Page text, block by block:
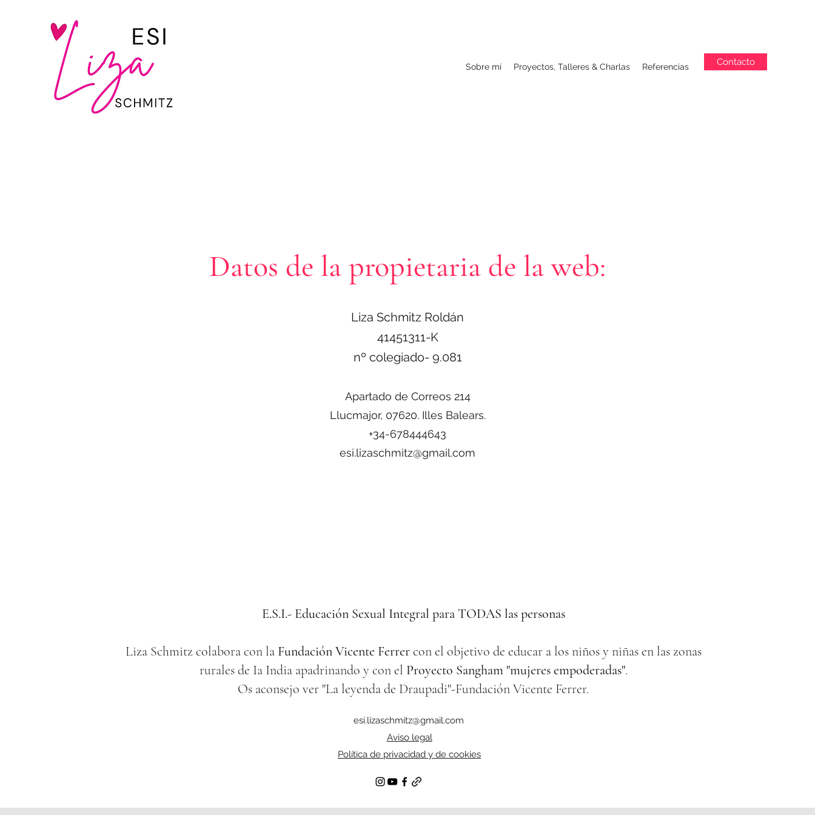
Sobre mí Proyectos, Talleres & Charlas Referencias Contacto
Datos de la propietaria de la web:
Liza Schmitz Roldán
41451311-K
nº colegiado- 9.081
Apartado de Correos 214
Llucmajor, 07620. Illes Balears.
+34-678444643
esi.lizaschmitz@gmail.com
E.S.I.-Educación Sexual Integral para TODAS las personas
Liza Schmitz colabora con la Fundación Vicente Ferrercon el objetivo de educar a los niños y niñas en las zonas
rurales de Ia India apadrinando y con el Proyecto Sangham "mujeres empoderadas".
Os aconsejo ver "La leyenda de Draupadi"-Fundación Vicente Ferrer.
esi.lizaschmitz@gmail.com
Aviso legal
Política de privacidad y de cookies